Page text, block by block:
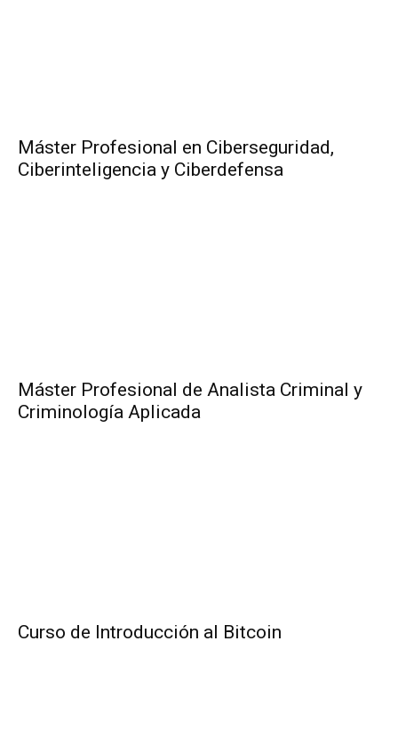
Máster Profesional en Ciberseguridad,
Ciberinteligencia y Ciberdefensa
Máster Profesional de Analista Criminal y
Criminología Aplicada
Curso de Introducción al Bitcoin